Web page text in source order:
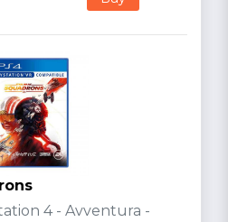
4 - Avventura -